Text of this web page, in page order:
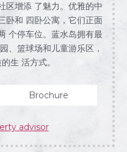
区增添 了魅力。优雅的中
卧和 四卧公寓，它们正面
个停车位。蓝水岛拥有最
、篮球场和儿童游乐区，
生 活方式。
Brochure
advisor